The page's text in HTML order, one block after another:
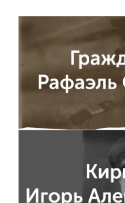
Об университете
Абитуриенту
Обучение
Наука
Международная
деятельность